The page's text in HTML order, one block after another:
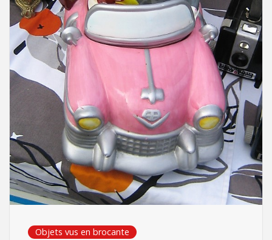
Objets vus en brocante